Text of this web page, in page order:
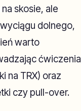
skosie, ale
dolnego,
warto
ćwiczenia
na TRX) oraz
czy pull-over.